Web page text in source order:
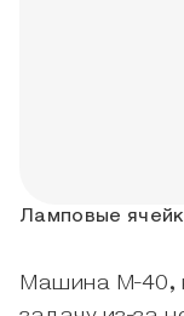
Ламповые
Машина М-40,